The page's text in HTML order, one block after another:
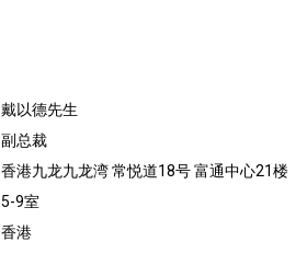
戴以德先生
副总裁
香港九龙九龙湾 常悦道18号 富通中心21楼
5-9室
香港